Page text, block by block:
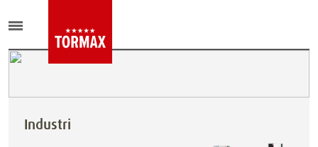
Industri